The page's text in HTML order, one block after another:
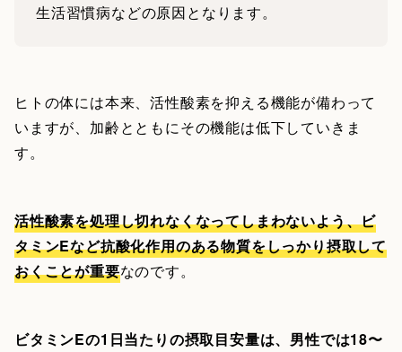
生活習慣病などの原因となります。
ヒトの体には本来、活性酸素を抑える機能が備わって
いますが、加齢とともにその機能は低下していきま
す。
活性酸素を処理し切れなくなってしまわないよう、ビ
タミンEなど抗酸化作用のある物質をしっかり摂取して
おくことが重要なのです。
ビタミンEの1日当たりの摂取目安量は、男性では18〜